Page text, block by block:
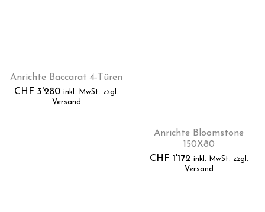
Anrichte Baccarat 4-Türen
CHF 3'280 inkl. MwSt. zzgl.
Versand
Anrichte Bloomstone
150X80
CHF 1'172 inkl. MwSt. zzgl.
Versand